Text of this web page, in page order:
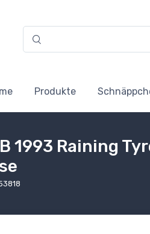
Produkte
1993 Raining